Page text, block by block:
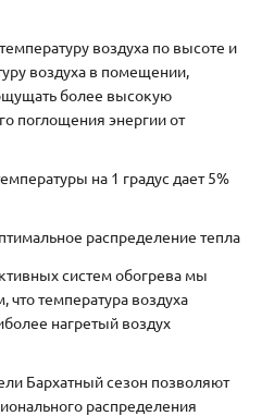
воздуха по высоте и
воздуха в помещении,
более высокую
поглощения энергии от
на 1 градус дает 5%
распределение тепла
систем обогрева мы
что температура воздуха
нагретый воздух
Бархатный сезон позволяют
распределения